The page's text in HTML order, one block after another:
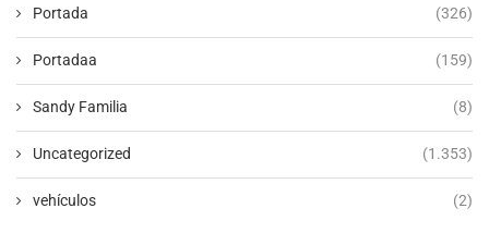
Portada (326)
Portadaa (159)
Sandy Familia (8)
Uncategorized (1.353)
vehículos (2)